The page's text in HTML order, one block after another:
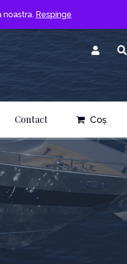
Contact Coș
noastra. Respinge